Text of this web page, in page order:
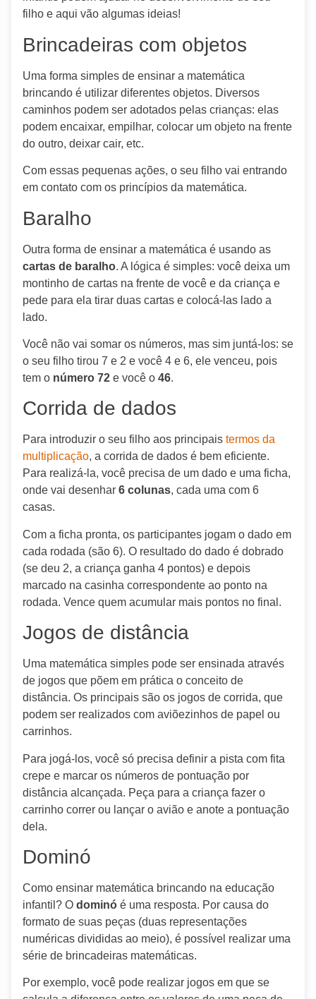
filho e aqui vão algumas ideias!
Brincadeiras com objetos
Uma forma simples de ensinar a matemática
brincando é utilizar diferentes objetos. Diversos
caminhos podem ser adotados pelas crianças: elas
podem encaixar, empilhar, colocar um objeto na frente
do outro, deixar cair, etc.
Com essas pequenas ações, o seu filho vai entrando
em contato com os princípios da matemática.
Baralho
Outra forma de ensinar a matemática é usando as
cartas de baralho. A lógica é simples: você deixa um
montinho de cartas na frente de você e da criança e
pede para ela tirar duas cartas e colocá-las lado a
lado.
Você não vai somar os números, mas sim juntá-los: se
o seu filho tirou 7 e 2 e você 4 e 6, ele venceu, pois
tem o número 72 e você o 46.
Corrida de dados
Para introduzir o seu filho aos principais termos da
multiplicação, a corrida de dados é bem eficiente.
Para realizá-la, você precisa de um dado e uma ficha,
onde vai desenhar 6 colunas, cada uma com 6
casas.
Com a ficha pronta, os participantes jogam o dado em
cada rodada (são 6). O resultado do dado é dobrado
(se deu 2, a criança ganha 4 pontos) e depois
marcado na casinha correspondente ao ponto na
rodada. Vence quem acumular mais pontos no final.
Jogos de distância
Uma matemática simples pode ser ensinada através
de jogos que põem em prática o conceito de
distância. Os principais são os jogos de corrida, que
podem ser realizados com aviõezinhos de papel ou
carrinhos.
Para jogá-los, você só precisa definir a pista com fita
crepe e marcar os números de pontuação por
distância alcançada. Peça para a criança fazer o
carrinho correr ou lançar o avião e anote a pontuação
dela.
Dominó
Como ensinar matemática brincando na educação
infantil? O dominó é uma resposta. Por causa do
formato de suas peças (duas representações
numéricas divididas ao meio), é possível realizar uma
série de brincadeiras matemáticas.
Por exemplo, você pode realizar jogos em que se